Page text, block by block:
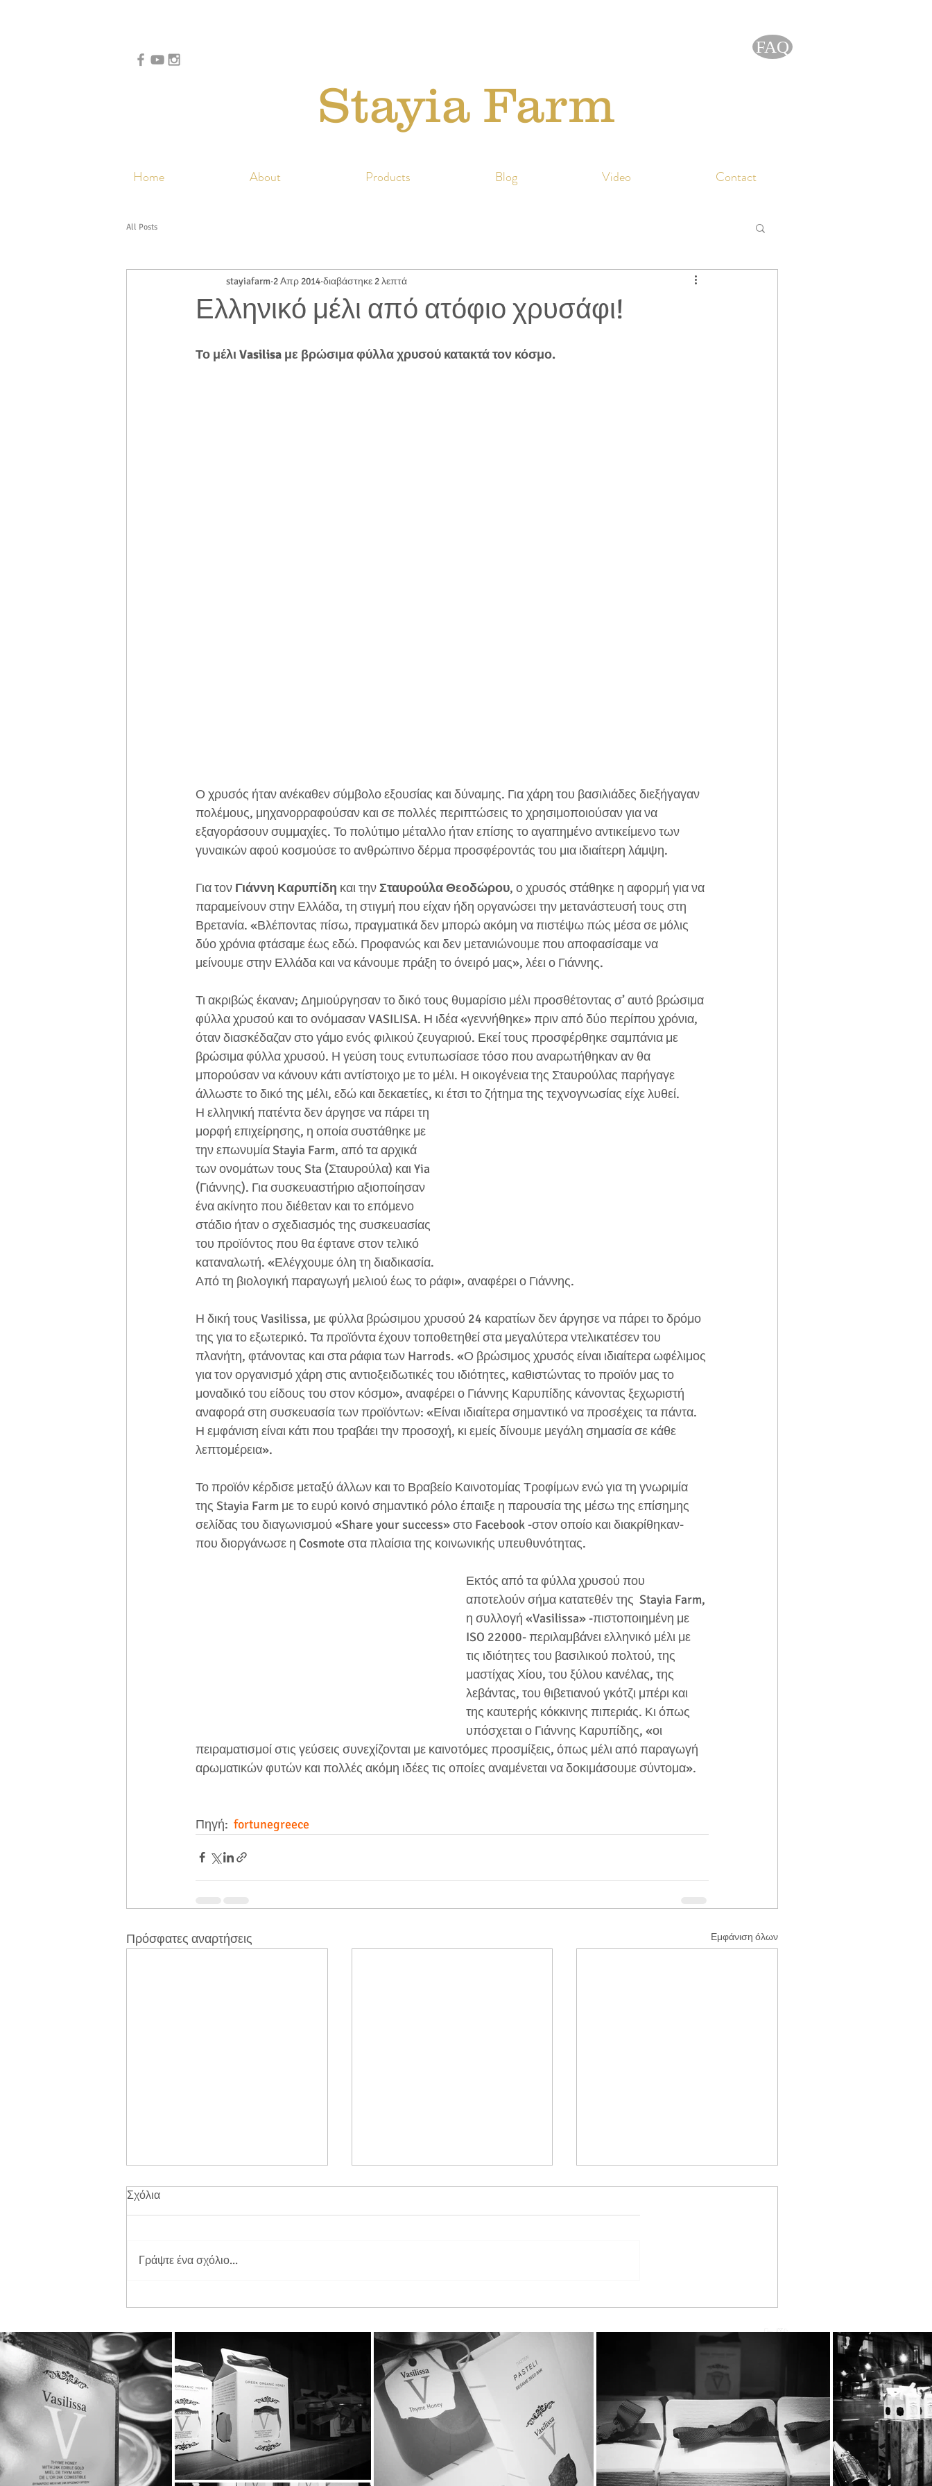
FAQ
Stayia Farm
Home About Products Blog Video Contact
All Posts
Ελληνικό μέλι από ατόφιο χρυσάφι!
stayiafarm 2 Απρ 2014 διαβάστηκε 2 λεπτά
Το μέλι Vasilisa με βρώσιμα φύλλα χρυσού κατακτά τον κόσμο.
Ο χρυσός ήταν ανέκαθεν σύμβολο εξουσίας και δύναμης. Για χάρη του βασιλιάδες διεξήγαγαν
πολέμους, μηχανορραφούσαν και σε πολλές περιπτώσεις το χρησιμοποιούσαν για να
εξαγοράσουν συμμαχίες. Το πολύτιμο μέταλλο ήταν επίσης το αγαπημένο αντικείμενο των
γυναικών αφού κοσμούσε το ανθρώπινο δέρμα προσφέροντάς του μια ιδιαίτερη λάμψη.
Για τον Γιάννη Καρυπίδη και την Σταυρούλα Θεοδώρου, ο χρυσός στάθηκε η αφορμή για να
παραμείνουν στην Ελλάδα, τη στιγμή που είχαν ήδη οργανώσει την μετανάστευσή τους στη
Βρετανία. «Βλέποντας πίσω, πραγματικά δεν μπορώ ακόμη να πιστέψω πώς μέσα σε μόλις
δύο χρόνια φτάσαμε έως εδώ. Προφανώς και δεν μετανιώνουμε που αποφασίσαμε να
μείνουμε στην Ελλάδα και να κάνουμε πράξη το όνειρό μας», λέει ο Γιάννης.
Τι ακριβώς έκαναν; Δημιούργησαν το δικό τους θυμαρίσιο μέλι προσθέτοντας σ’ αυτό βρώσιμα
φύλλα χρυσού και το ονόμασαν VASILISA. Η ιδέα «γεννήθηκε» πριν από δύο περίπου χρόνια,
όταν διασκέδαζαν στο γάμο ενός φιλικού ζευγαριού. Εκεί τους προσφέρθηκε σαμπάνια με
βρώσιμα φύλλα χρυσού. Η γεύση τους εντυπωσίασε τόσο που αναρωτήθηκαν αν θα
μπορούσαν να κάνουν κάτι αντίστοιχο με το μέλι. Η οικογένεια της Σταυρούλας παρήγαγε
άλλωστε το δικό της μέλι, εδώ και δεκαετίες, κι έτσι το ζήτημα της τεχνογνωσίας είχε λυθεί.
Η ελληνική πατέντα δεν άργησε να πάρει τη
μορφή επιχείρησης, η οποία συστάθηκε με
την επωνυμία Stayia Farm, από τα αρχικά
των ονομάτων τους Sta (Σταυρούλα) και Yia
(Γιάννης). Για συσκευαστήριο αξιοποίησαν
ένα ακίνητο που διέθεταν και το επόμενο
στάδιο ήταν ο σχεδιασμός της συσκευασίας
του προϊόντος που θα έφτανε στον τελικό
καταναλωτή. «Ελέγχουμε όλη τη διαδικασία.
Από τη βιολογική παραγωγή μελιού έως το ράφι», αναφέρει ο Γιάννης.
Η δική τους Vasilissa, με φύλλα βρώσιμου χρυσού 24 καρατίων δεν άργησε να πάρει το δρόμο
της για το εξωτερικό. Τα προϊόντα έχουν τοποθετηθεί στα μεγαλύτερα ντελικατέσεν του
πλανήτη, φτάνοντας και στα ράφια των Harrods. «Ο βρώσιμος χρυσός είναι ιδιαίτερα ωφέλιμος
για τον οργανισμό χάρη στις αντιοξειδωτικές του ιδιότητες, καθιστώντας το προϊόν μας το
μοναδικό του είδους του στον κόσμο», αναφέρει ο Γιάννης Καρυπίδης κάνοντας ξεχωριστή
αναφορά στη συσκευασία των προϊόντων: «Είναι ιδιαίτερα σημαντικό να προσέχεις τα πάντα.
Η εμφάνιση είναι κάτι που τραβάει την προσοχή, κι εμείς δίνουμε μεγάλη σημασία σε κάθε
λεπτομέρεια».
Το προϊόν κέρδισε μεταξύ άλλων και το Βραβείο Καινοτομίας Τροφίμων ενώ για τη γνωριμία
της Stayia Farm με το ευρύ κοινό σημαντικό ρόλο έπαιξε η παρουσία της μέσω της επίσημης
σελίδας του διαγωνισμού «Share your success» στο Facebook -στον οποίο και διακρίθηκαν-
που διοργάνωσε η Cosmote στα πλαίσια της κοινωνικής υπευθυνότητας.
Εκτός από τα φύλλα χρυσού που
αποτελούν σήμα κατατεθέν της  Stayia Farm,
η συλλογή «Vasilissa» -πιστοποιημένη με
ISO 22000- περιλαμβάνει ελληνικό μέλι με
τις ιδιότητες του βασιλικού πολτού, της
μαστίχας Χίου, του ξύλου κανέλας, της
λεβάντας, του θιβετιανού γκότζι μπέρι και
της καυτερής κόκκινης πιπεριάς. Κι όπως
υπόσχεται ο Γιάννης Καρυπίδης, «οι
πειραματισμοί στις γεύσεις συνεχίζονται με καινοτόμες προσμίξεις, όπως μέλι από παραγωγή
αρωματικών φυτών και πολλές ακόμη ιδέες τις οποίες αναμένεται να δοκιμάσουμε σύντομα».
Πηγή: fortunegreece
Πρόσφατες αναρτήσεις Εμφάνιση όλων
Exports Awards 2026
ξεχωριστή εμπειρία για 50
μικρούς φίλους
Καινούργιου
Σχόλια
Γράψτε ένα σχόλιο...